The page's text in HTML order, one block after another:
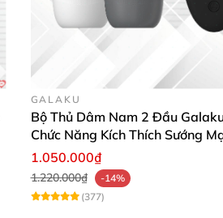
GALAKU
Bộ Thủ Dâm Nam 2 Đầu
Chức Năng Kích Thích Sướng
1.050.000₫
1.220.000₫
-14%
(377)